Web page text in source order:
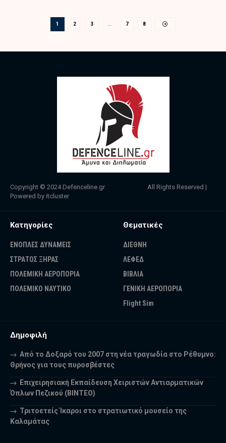
1 2 3 … 7 8
Copyright © 2024 Defenceline.gr All Rights Reserved |
Powered by itcluster
Κατηγορίες
ΕΝΟΠΛΕΣ ΔΥΝΑΜΕΙΣ
ΣΤΡΑΤΟΣ ΞΗΡΑΣ
ΠΟΛΕΜΙΚΗ ΑΕΡΟΠΟΡΙΑ
ΠΟΛΕΜΙΚΟ ΝΑΥΤΙΚΟ
Θεματικές
ΔΙΕΘΝΗ
ΛΕΦΕΔ
ΒΙΒΛΙΑ
ΓΕΝΙΚΗ ΑΕΡΟΠΟΡΙΑ
Flight Sim
Δημοφιλή
Από το Δοξαρό του 2007 στη νέα τραγωδία στο Ρέθυμνο:
Θρήνος για τους πυροσβέστες
Επιχειρησιακή Εκπαίδευση Χειριστών Αντιαρματικών
Όπλων Πεζικού (ΒΙΝΤΕΟ)
Τριτοετείς Ίκαροι στο στρατιωτικό μουσείο της
Καλαμάτας